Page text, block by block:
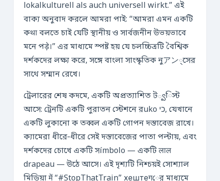
lokalkulturell als auch universell wirkt.” এই
বাক্য অনুবাদ করলে আমরা পাই: “আমরা এমন একটি
কथा বলতে চাই যেটি স্থানীয় ও সার্বজনীন উভয়ভাবে
মনে পड़े।” এর মাধ্যমে স্পষ্ট হয় যে চলচ্চিত্রটি বৈশ্বিক
দর্শকদের লক্ষ্য করে, সঙ্গে বাংলা সাংস্কৃতিক নুアン্সের
সাথে সম্মান রেখে।
ট্রেলারের শেষ কদমে, একটি অপ্রত্যাশিত ট్వিস্ট
আসে: ট্রেনটি একটি পুরাতন স্টেশনে রuko כי, যেখানে
একটি লুকানো ক তব্বল একটি গোপন দস্তাবেজ রাখে।
ক্যামেরা ধীরে‑ধীরে সেই দস্তাবেজের পাতা পল্টায়, এবং
দর্শকদের চোখে একটি সímbolo — একটি लाल
drapeau — উঠে আসে। এই দৃশ্যটি নিশ্চয়ই সোশ্যাল
মিডিয়া में “#StopThatTrain” хештеगের মাধ্যমে